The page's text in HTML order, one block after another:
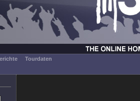
Tourdaten